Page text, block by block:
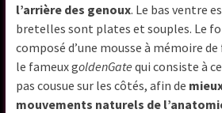
l’arrière des genoux. Le bas ventre
bretelles sont plates et souples. Le
composé d’une mousse à mémoire
le fameux goldenGatequi consiste à
pas cousue sur les côtés, afin de
mouvements naturels de